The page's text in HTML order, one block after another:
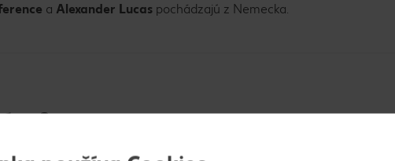
a Alexander Lucas pochádzajú z Nemecka.